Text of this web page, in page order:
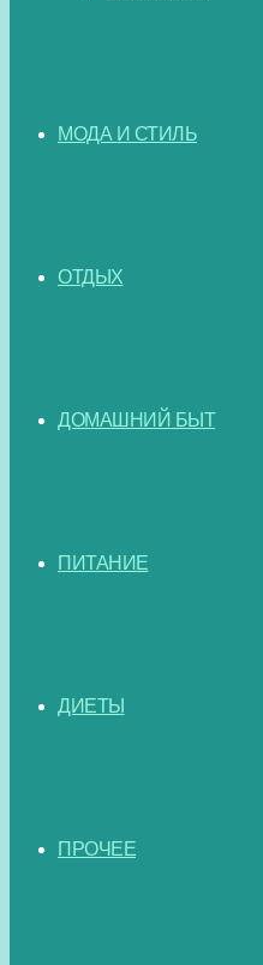
МОДА И СТИЛЬ
ОТДЫХ
ДОМАШНИЙ БЫТ
ПИТАНИЕ
ДИЕТЫ
ПРОЧЕЕ